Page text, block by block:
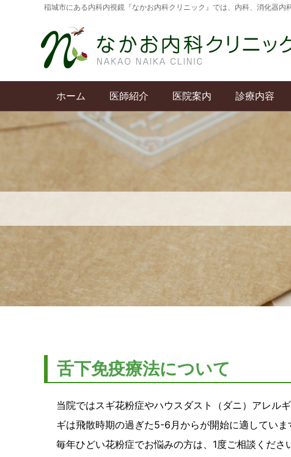
稲城市にある内科内視鏡『なかお内科クリニック』では、内科、消化器
ホーム 医師紹介 医院案内 診療内容
舌下免疫療法について
当院ではスギ花粉症やハウスダスト（ダニ）アレル
ギは飛散時期の過ぎた5-6月からが開始に適してい
毎年ひどい花粉症でお悩みの方は、1度ご相談くださ